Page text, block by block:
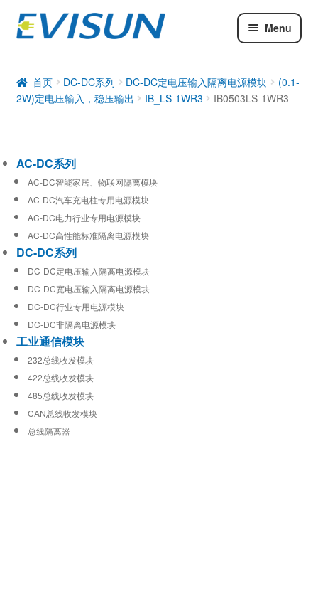
Menu
DC-DC系列
工业通信模块
首页 DC-DC系列 DC-DC定电压输入隔离电源模块
(0.1-
2W)定电压输入，稳压输出
IB_LS-1WR3 IB0503LS-1WR3
AC-DC系列
AC-DC智能家居、物联网隔离模块
AC-DC汽车充电柱专用电源模块
AC-DC电力行业专用电源模块
AC-DC高性能标准隔离电源模块
DC-DC系列
DC-DC定电压输入隔离电源模块
DC-DC宽电压输入隔离电源模块
DC-DC行业专用电源模块
DC-DC非隔离电源模块
工业通信模块
232总线收发模块
422总线收发模块
485总线收发模块
CAN总线收发模块
总线隔离器